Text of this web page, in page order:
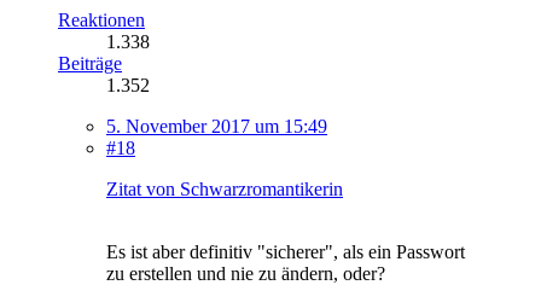
Reaktionen
1.338
Beiträge
1.352
5. November 2017 um 15:49
#18
Zitat von Schwarzromantikerin
Es ist aber definitiv "sicherer", als ein Passwort
zu erstellen und nie zu ändern, oder?